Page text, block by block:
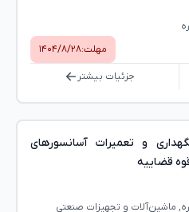
مهلت:۱۴۰۴/۸/۲۸
جزئیات بیشتر
و تعمیرات آسانسورهای
قضاییه
ماشین‌آلات و تجهیزات صنعتی